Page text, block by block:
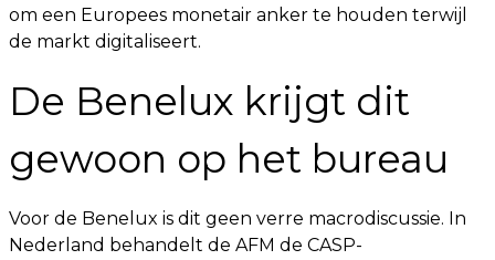
om een Europees monetair anker te houden terwijl
de markt digitaliseert.
De Benelux krijgt dit
gewoon op het bureau
Voor de Benelux is dit geen verre macrodiscussie. In
Nederland behandelt de AFM de CASP-